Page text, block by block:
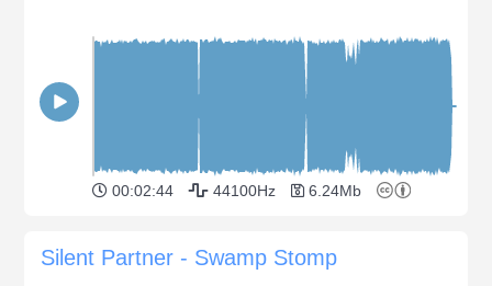
00:02:44 44100Hz 6.24Mb
Silent Partner - Swamp Stomp